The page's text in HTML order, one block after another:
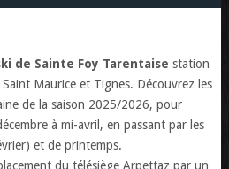
de Sainte Foy Tarentaise station
Maurice et Tignes. Découvrez les
de la saison 2025/2026, pour
à mi-avril, en passant par les
et de printemps.
du télésiège Arpettaz par un